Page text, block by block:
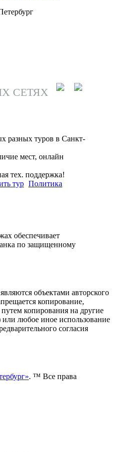
СЕТЯХ
разных туров в Санкт-
мест, онлайн
тех. поддержка!
тур Политика
обеспечивает
по защищенному
объектами авторского
копирование,
копирования на другие
любое иное использование
согласия
. ™ Все права